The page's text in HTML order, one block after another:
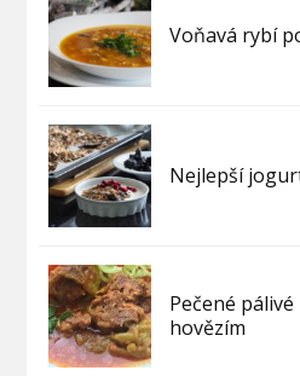
Voňavá rybí
Nejlepší
Pečené
hovězím